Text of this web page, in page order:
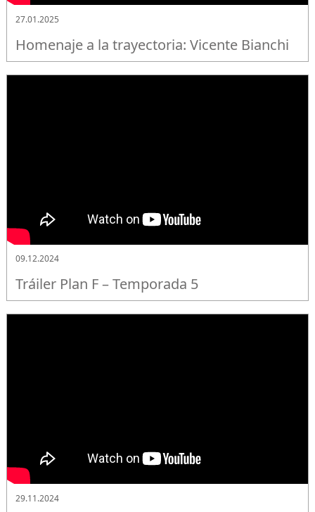
27.01.2025
Homenaje a la trayectoria: Vicente Bianchi
09.12.2024
Tráiler Plan F – Temporada 5
29.11.2024